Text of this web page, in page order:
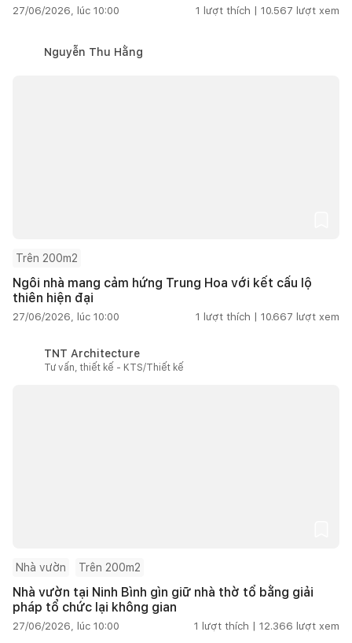
27/06/2026, lúc 10:00 1 lượt thích | 10.567 lượt xem
Nguyễn Thu Hằng
Trên 200m2
Ngôi nhà mang cảm hứng Trung Hoa với kết cấu lộ
thiên hiện đại
27/06/2026, lúc 10:00 1 lượt thích | 10.667 lượt xem
TNT Architecture
Tư vấn, thiết kế - KTS/Thiết kế
Nhà vườn Trên 200m2
Nhà vườn tại Ninh Bình gìn giữ nhà thờ tổ bằng giải
pháp tổ chức lại không gian
27/06/2026, lúc 10:00 1 lượt thích | 12.366 lượt xem